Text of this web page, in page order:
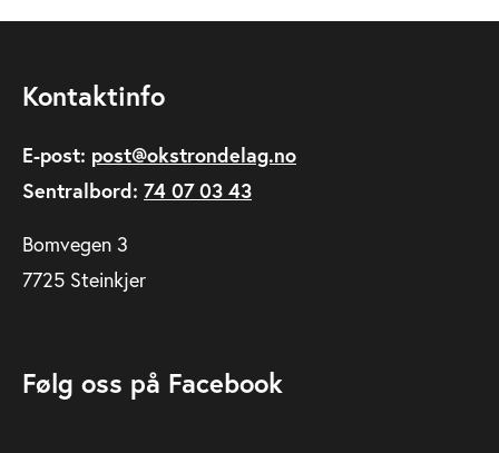
Kontaktinfo
E-post: post@okstrondelag.no
Sentralbord: 74 07 03 43
Bomvegen 3
7725 Steinkjer
Følg oss på Facebook